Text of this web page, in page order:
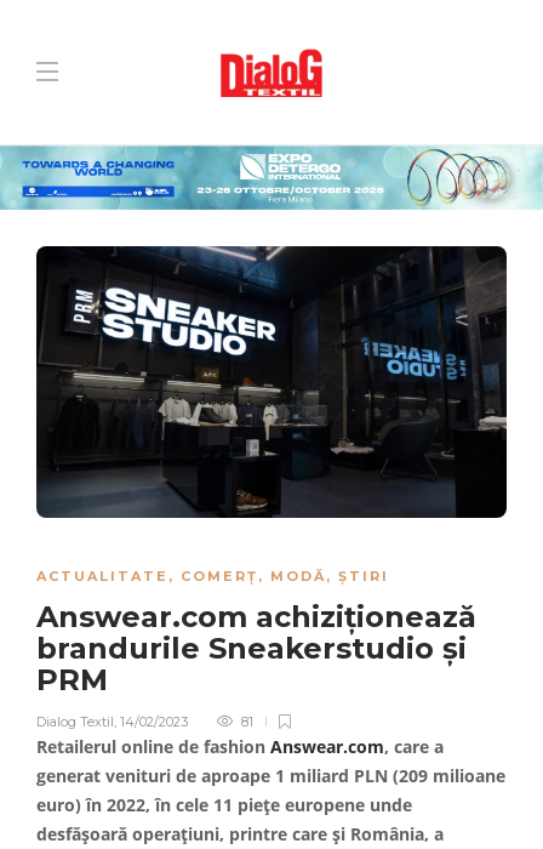
ACTUALITATE , COMERȚ , MODĂ, ȘTIRI
Answear.com achiziționează
brandurile Sneakerstudio și
PRM
Dialog Textil, 14/02/2023 81
Retailerul online de fashion Answear.com, care a
generat venituri de aproape 1 miliard PLN (209 milioane
euro) în 2022, în cele 11 piețe europene unde
desfășoară operațiuni, printre care și România, a